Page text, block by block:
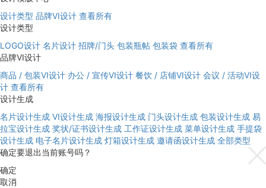
设计类型 品牌VI设计 查看所有
设计类型
LOGO设计 名片设计 招牌/门头 包装瓶帖 包装袋 查看所有
品牌VI设计
商品 / 包装VI设计 办公 / 宣传VI设计 餐饮 / 店铺VI设计 会议 / 活动VI设
计 查看所有
设计生成
名片设计生成 VI设计生成 海报设计生成 门头设计生成 包装设计生成 易
拉宝设计生成 奖状/证书设计生成 工作证设计生成 菜单设计生成 手提袋
设计生成 电子名片设计生成 灯箱设计生成 邀请函设计生成 全部类型
确定要退出当前账号吗？
确定
取消